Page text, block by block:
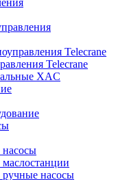
Telecrane
Telecrane
XAC
насосы
ручные насосы